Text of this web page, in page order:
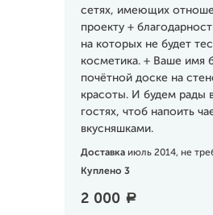
сетях, имеющих
проекту +
на которых не будет
косметика. + Ваше имя
почётной доске на
красоты. И будем рады
гостях, чтоб напоить
вкусняшками.
Доставка июль 2014, не
Куплено 3
2 000 a